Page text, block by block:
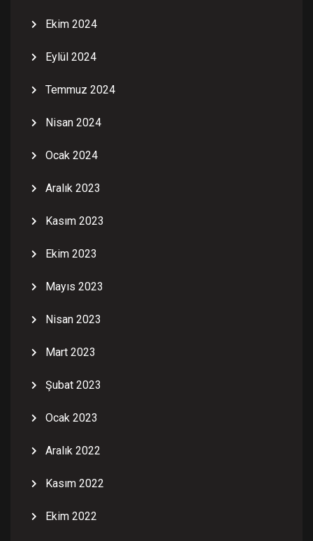
Ekim 2024
Eylül 2024
Temmuz 2024
Nisan 2024
Ocak 2024
Aralık 2023
Kasım 2023
Ekim 2023
Mayıs 2023
Nisan 2023
Mart 2023
Şubat 2023
Ocak 2023
Aralık 2022
Kasım 2022
Ekim 2022